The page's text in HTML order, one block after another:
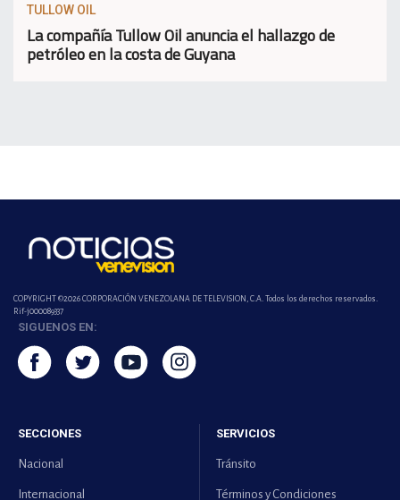
TULLOW OIL
La compañía Tullow Oil anuncia el hallazgo de
petróleo en la costa de Guyana
COPYRIGHT ©2026 CORPORACIÓN VENEZOLANA DE TELEVISION, C.A. Todos los derechos reservados.
Rif-j000089337
SIGUENOS EN:
SECCIONES
Nacional
Internacional
SERVICIOS
Tránsito
Términos y Condiciones